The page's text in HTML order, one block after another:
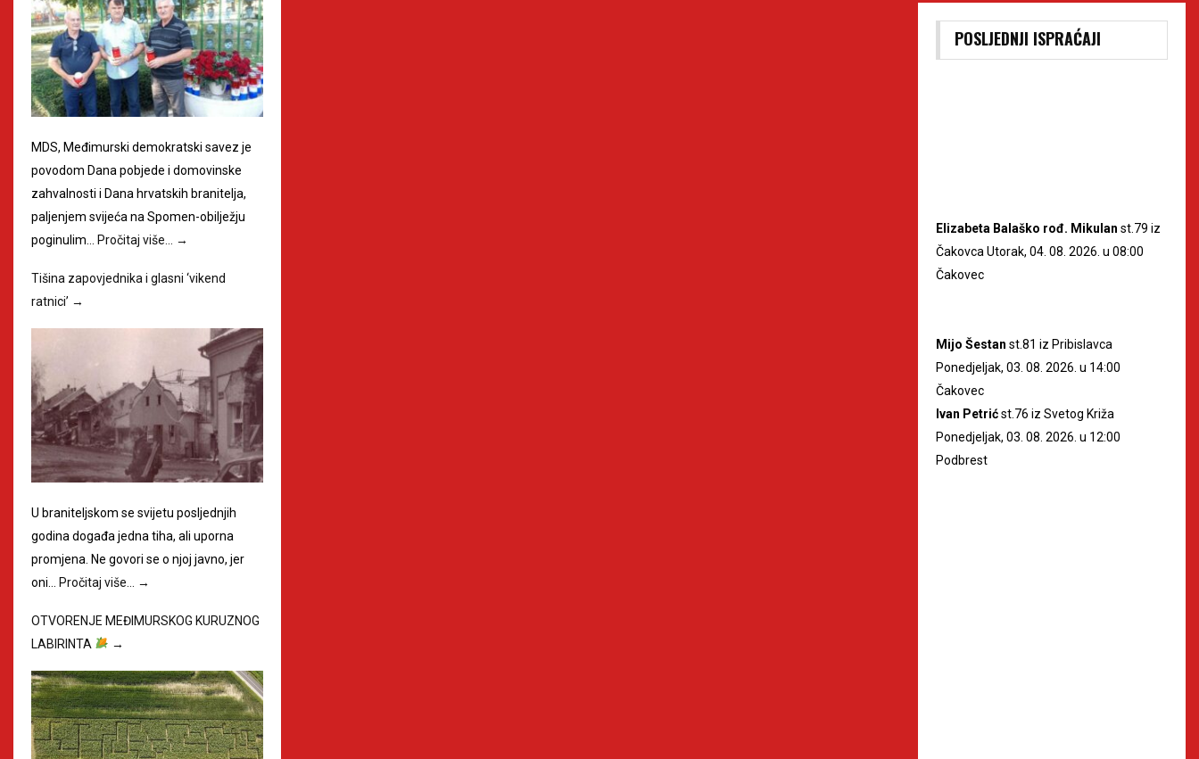
MDS, Međimurski demokratski savez je
povodom Dana pobjede i domovinske
zahvalnosti i Dana hrvatskih branitelja,
paljenjem svijeća na Spomen-obilježju
poginulim… Pročitaj više… →
Tišina zapovjednika i glasni ‘vikend
ratnici’ →
U braniteljskom se svijetu posljednjih
godina događa jedna tiha, ali uporna
promjena. Ne govori se o njoj javno, jer
oni…
Pročitaj više… →
OTVORENJE MEĐIMURSKOG KURUZNOG
LABIRINTA
→
POSLJEDNJI ISPRAĆAJI
Elizabeta Balaško rođ. Mikulan st.79 iz
Čakovca Utorak, 04. 08. 2026. u 08:00
Čakovec
Mijo Šestan st.81 iz Pribislavca
Ponedjeljak, 03. 08. 2026. u 14:00
Čakovec
Ivan Petrićst.76 iz Svetog Križa
Ponedjeljak, 03. 08. 2026. u 12:00
Podbrest